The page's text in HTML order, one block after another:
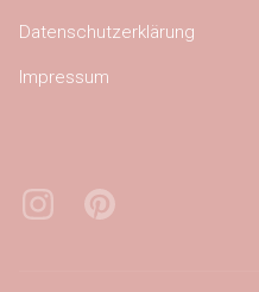
Datenschutzerklärung
Impressum
InstagramPinterest